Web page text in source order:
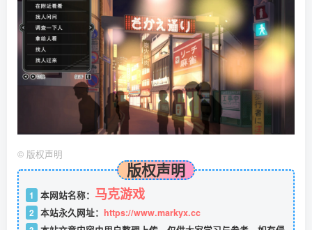
© 版权声明
版权声明
1 本网站名称： 马克游戏
2 本站永久网址： https://www.markyx.cc